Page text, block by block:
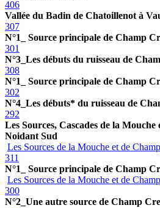
406
Vallée du Badin de Chatoillenot à
307
N°1_ Source principale de Champ
301
N°3_Les débuts du ruisseau de
308
N°1_ Source principale de Champ
302
N°4_Les débuts* du ruisseau de
292
Les Sources, Cascades de la
Noidant Sud
Les Sources de la Mouche et de
311
N°1_ Source principale de Champ
Les Sources de la Mouche et de
300
N°2_Une autre source de Champ